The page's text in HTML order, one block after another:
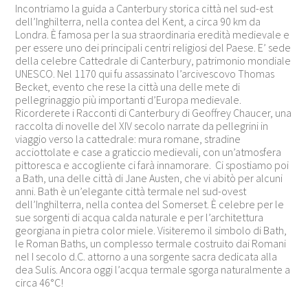
Incontriamo la guida a Canterbury storica città nel sud-est
dell’Inghilterra , nella contea del Kent , a circa 90 km da
Londra . È famosa per la sua straordinaria eredità medievale e
per essere uno dei principali centri religiosi del Paese. E’ sede
della celebre Cattedrale di Canterbury , patrimonio mondiale
UNESCO. Nel 1170 qui fu assassinato l’arcivescovoThomas
Becket , evento che rese la città una delle mete di
pellegrinaggio più importanti d’Europa medievale.
Ricorderete i Racconti di Canterbury di Geoffrey Chaucer, una
raccolta di novelle del XIV secolo narrate da pellegrini in
viaggio verso la cattedrale: mura romane, stradine
acciottolate e case a graticcio medievali, con un’atmosfera
pittoresca e accogliente ci farà innamorare. Ci spostiamo poi
a Bath, una delle città di Jane Austen , che vi abitò per alcuni
anni. Bath è un’elegante città termale nel sud-ovest
dell’Inghilterra , nella contea delSomerset . È celebre per le
sue sorgenti di acqua calda naturale e per l’architettura
georgiana in pietra color miele. Visiteremo il simbolo di Bath,
le Roman Baths , un complesso termale costruito dai Romani
nel I secolo d.C. attorno a una sorgente sacra dedicata alla
deaSulis . Ancora oggi l’acqua termale sgorga naturalmente a
circa 46°C!